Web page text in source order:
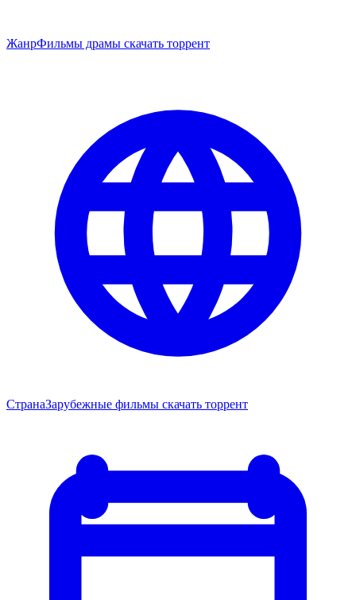
ЖанрФильмы драмы скачать торрент
СтранаЗарубежные фильмы скачать торрент